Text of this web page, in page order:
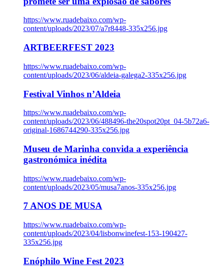
https://www.ruadebaixo.com/wp-
content/uploads/2023/07/a7r8448-335x256.jpg
ARTBEERFEST 2023
https://www.ruadebaixo.com/wp-
content/uploads/2023/06/aldeia-galega2-335x256.jpg
Festival Vinhos n’Aldeia
https://www.ruadebaixo.com/wp-
content/uploads/2023/06/488496-the20spot20pt_04-5b72a6-
original-1686744290-335x256.jpg
Museu de Marinha convida a experiência
gastronómica inédita
https://www.ruadebaixo.com/wp-
content/uploads/2023/05/musa7anos-335x256.jpg
7 ANOS DE MUSA
https://www.ruadebaixo.com/wp-
content/uploads/2023/04/lisbonwinefest-153-190427-
335x256.jpg
Enóphilo Wine Fest 2023